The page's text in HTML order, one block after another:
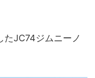
たJC74ジムニーノ